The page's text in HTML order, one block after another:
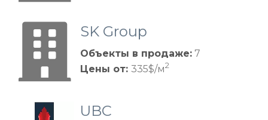
SK Group
Объекты в продаже: 7
Цены от: 335$/м2
UBC